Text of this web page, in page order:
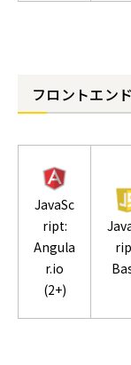
フロントエンド
JavaSc
ript:
Angula
r.io
(2+)